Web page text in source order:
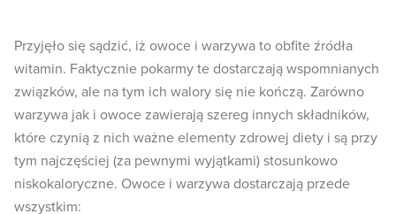
Przyjęło się sądzić, iż owoce i warzywa to obfite źródła
witamin. Faktycznie pokarmy te dostarczają wspomnianych
związków, ale na tym ich walory się nie kończą. Zarówno
warzywa jak i owoce zawierają szereg innych składników,
które czynią z nich ważne elementy zdrowej diety i są przy
tym najczęściej (za pewnymi wyjątkami) stosunkowo
niskokaloryczne. Owoce i warzywa dostarczają przede
wszystkim: